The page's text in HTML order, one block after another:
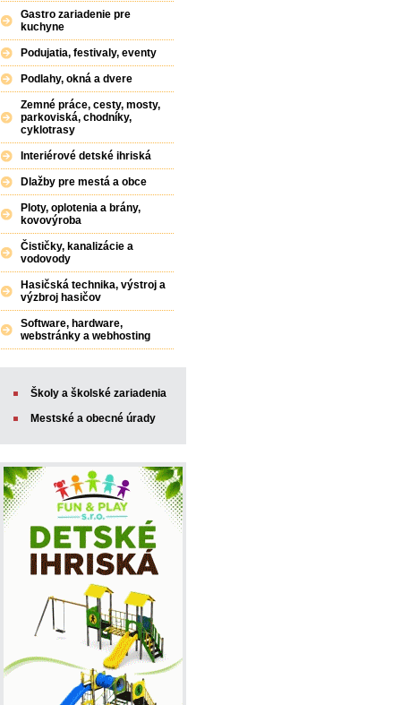
Gastro zariadenie pre
kuchyne
Podujatia, festivaly, eventy
Podlahy, okná a dvere
Zemné práce, cesty, mosty,
parkoviská, chodníky,
cyklotrasy
Interiérové detské ihriská
Dlažby pre mestá a obce
Ploty, oplotenia a brány,
kovovýroba
Čističky, kanalizácie a
vodovody
Hasičská technika, výstroj a
výzbroj hasičov
Software, hardware,
webstránky a webhosting
Školy a školské zariadenia
Mestské a obecné úrady